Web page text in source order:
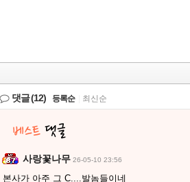
댓글(12) 등록순 최신순
사랑꽃나무 26-05-10 23:56
본사가 아주 그 C....발놈들이네